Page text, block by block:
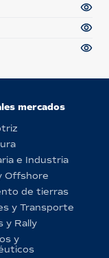
mercados
e Industria
Offshore
de tierras
y Transporte
y Rally
y